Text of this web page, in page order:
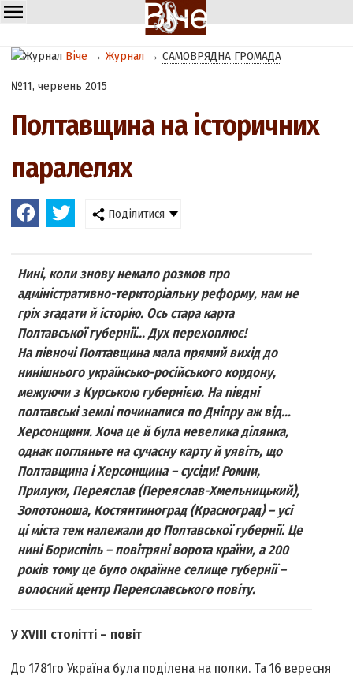
Віче →Журнал →САМОВРЯДНА ГРОМАДА
№11, червень 2015
Полтавщина на історичних
паралелях
Поділитися
Нині, коли знову немало розмов про
адміністративно-територіальну реформу, нам не
гріх згадати й історію. Ось стара карта
Полтавської губернії... Дух перехоплює!
На півночі Полтавщина мала прямий вихід до
нинішнього українсько-російського кордону,
межуючи з Курською губернією. На півдні
полтавські землі починалися по Дніпру аж від…
Херсонщини. Хоча це й була невелика ділянка,
однак погляньте на сучасну карту й уявіть, що
Полтавщина і Херсонщина – сусіди! Ромни,
Прилуки, Переяслав (Переяслав-Хмельницький),
Золотоноша, Костянтиноград (Красноград) – усі
ці міста теж належали до Полтавської губернії. Це
нині Бориспіль – повітряні ворота країни, а 200
років тому це було окраїнне селище губернії –
волосний центр Переяславського повіту.
У ХVІІІ столітті – повіт
До 1781­го Україна була поділена на полки. Та 16 вересня